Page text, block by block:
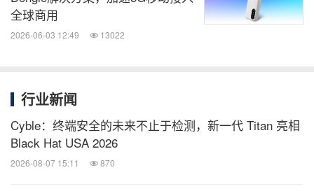
全球商用
2026-06-03 12:49 13022
行业新闻
Cyble：终端安全的未来不止于检测，新一代 Titan 亮相
Black Hat USA 2026
2026-08-07 15:11 870